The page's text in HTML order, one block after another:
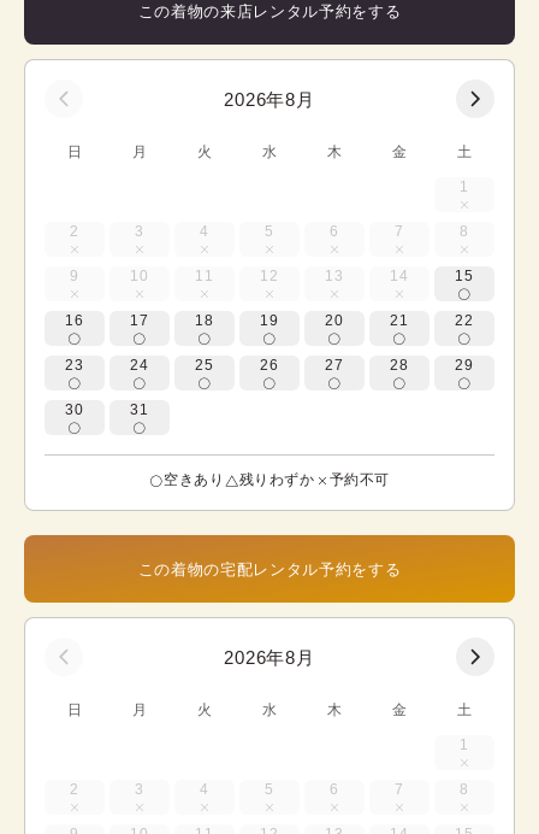
この着物の来店レンタル予約をする
2026年8月
日 月 火 水 木 金 土
1
2 3 4 5 6 7 8
9 10 11 12 13 14 15
16 17 18 19 20 21 22
23 24 25 26 27 28 29
30 31
空きあり 残りわずか 予約不可
この着物の宅配レンタル予約をする
2026年8月
日 月 火 水 木 金 土
1
2 3 4 5 6 7 8